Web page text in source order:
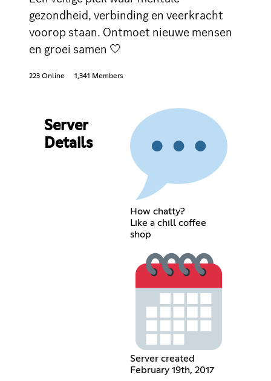
gezondheid, verbinding en veerkracht
voorop staan. Ontmoet nieuwe mensen
en groei samen 🤍
223 Online 1,341 Members
Server
Details
How chatty?
Like a chill coffee
shop
Server created
February 19th, 2017